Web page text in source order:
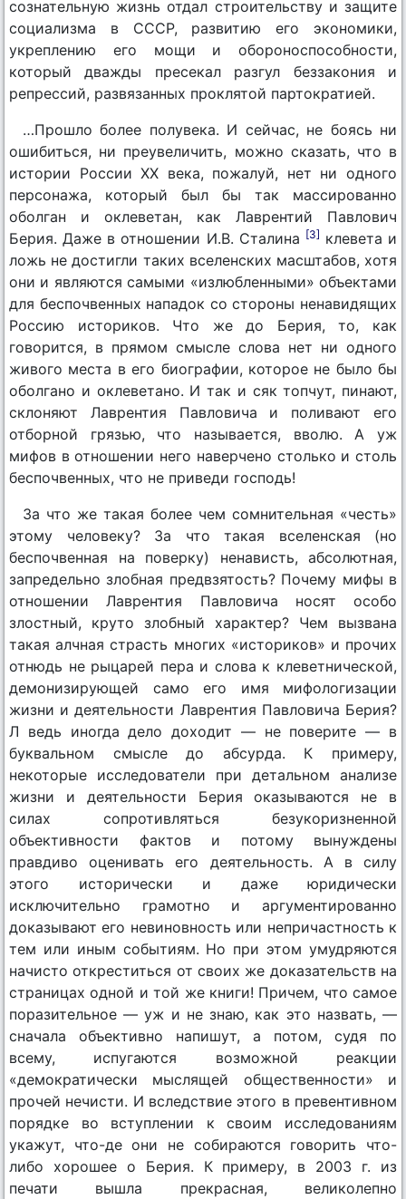
сознательную жизнь отдал строительству и защите
социализма в СССР, развитию его экономики,
укреплению его мощи и обороноспособности,
который дважды пресекал разгул беззакония и
репрессий, развязанных проклятой партократией.
…Прошло более полувека. И сейчас, не боясь ни
ошибиться, ни преувеличить, можно сказать, что в
истории России XX века, пожалуй, нет ни одного
персонажа, который был бы так массированно
оболган и оклеветан, как Лаврентий Павлович
Берия. Даже в отношении И.В. Сталина [3] клевета и
ложь не достигли таких вселенских масштабов, хотя
они и являются самыми «излюбленными» объектами
для беспочвенных нападок со стороны ненавидящих
Россию историков. Что же до Берия, то, как
говорится, в прямом смысле слова нет ни одного
живого места в его биографии, которое не было бы
оболгано и оклеветано. И так и сяк топчут, пинают,
склоняют Лаврентия Павловича и поливают его
отборной грязью, что называется, вволю. А уж
мифов в отношении него наверчено столько и столь
беспочвенных, что не приведи господь!
За что же такая более чем сомнительная «честь»
этому человеку? За что такая вселенская (но
беспочвенная на поверку) ненависть, абсолютная,
запредельно злобная предвзятость? Почему мифы в
отношении Лаврентия Павловича носят особо
злостный, круто злобный характер? Чем вызвана
такая алчная страсть многих «историков» и прочих
отнюдь не рыцарей пера и слова к клеветнической,
демонизирующей само его имя мифологизации
жизни и деятельности Лаврентия Павловича Берия?
Л ведь иногда дело доходит — не поверите — в
буквальном смысле до абсурда. К примеру,
некоторые исследователи при детальном анализе
жизни и деятельности Берия оказываются не в
силах сопротивляться безукоризненной
объективности фактов и потому вынуждены
правдиво оценивать его деятельность. А в силу
этого исторически и даже юридически
исключительно грамотно и аргументированно
доказывают его невиновность или непричастность к
тем или иным событиям. Но при этом умудряются
начисто откреститься от своих же доказательств на
страницах одной и той же книги! Причем, что самое
поразительное — уж и не знаю, как это назвать, —
сначала объективно напишут, а потом, судя по
всему, испугаются возможной реакции
«демократически мыслящей общественности» и
прочей нечисти. И вследствие этого в превентивном
порядке во вступлении к своим исследованиям
укажут, что-де они не собираются говорить что-
либо хорошее о Берия. К примеру, в 2003 г. из
печати вышла прекрасная, великолепно